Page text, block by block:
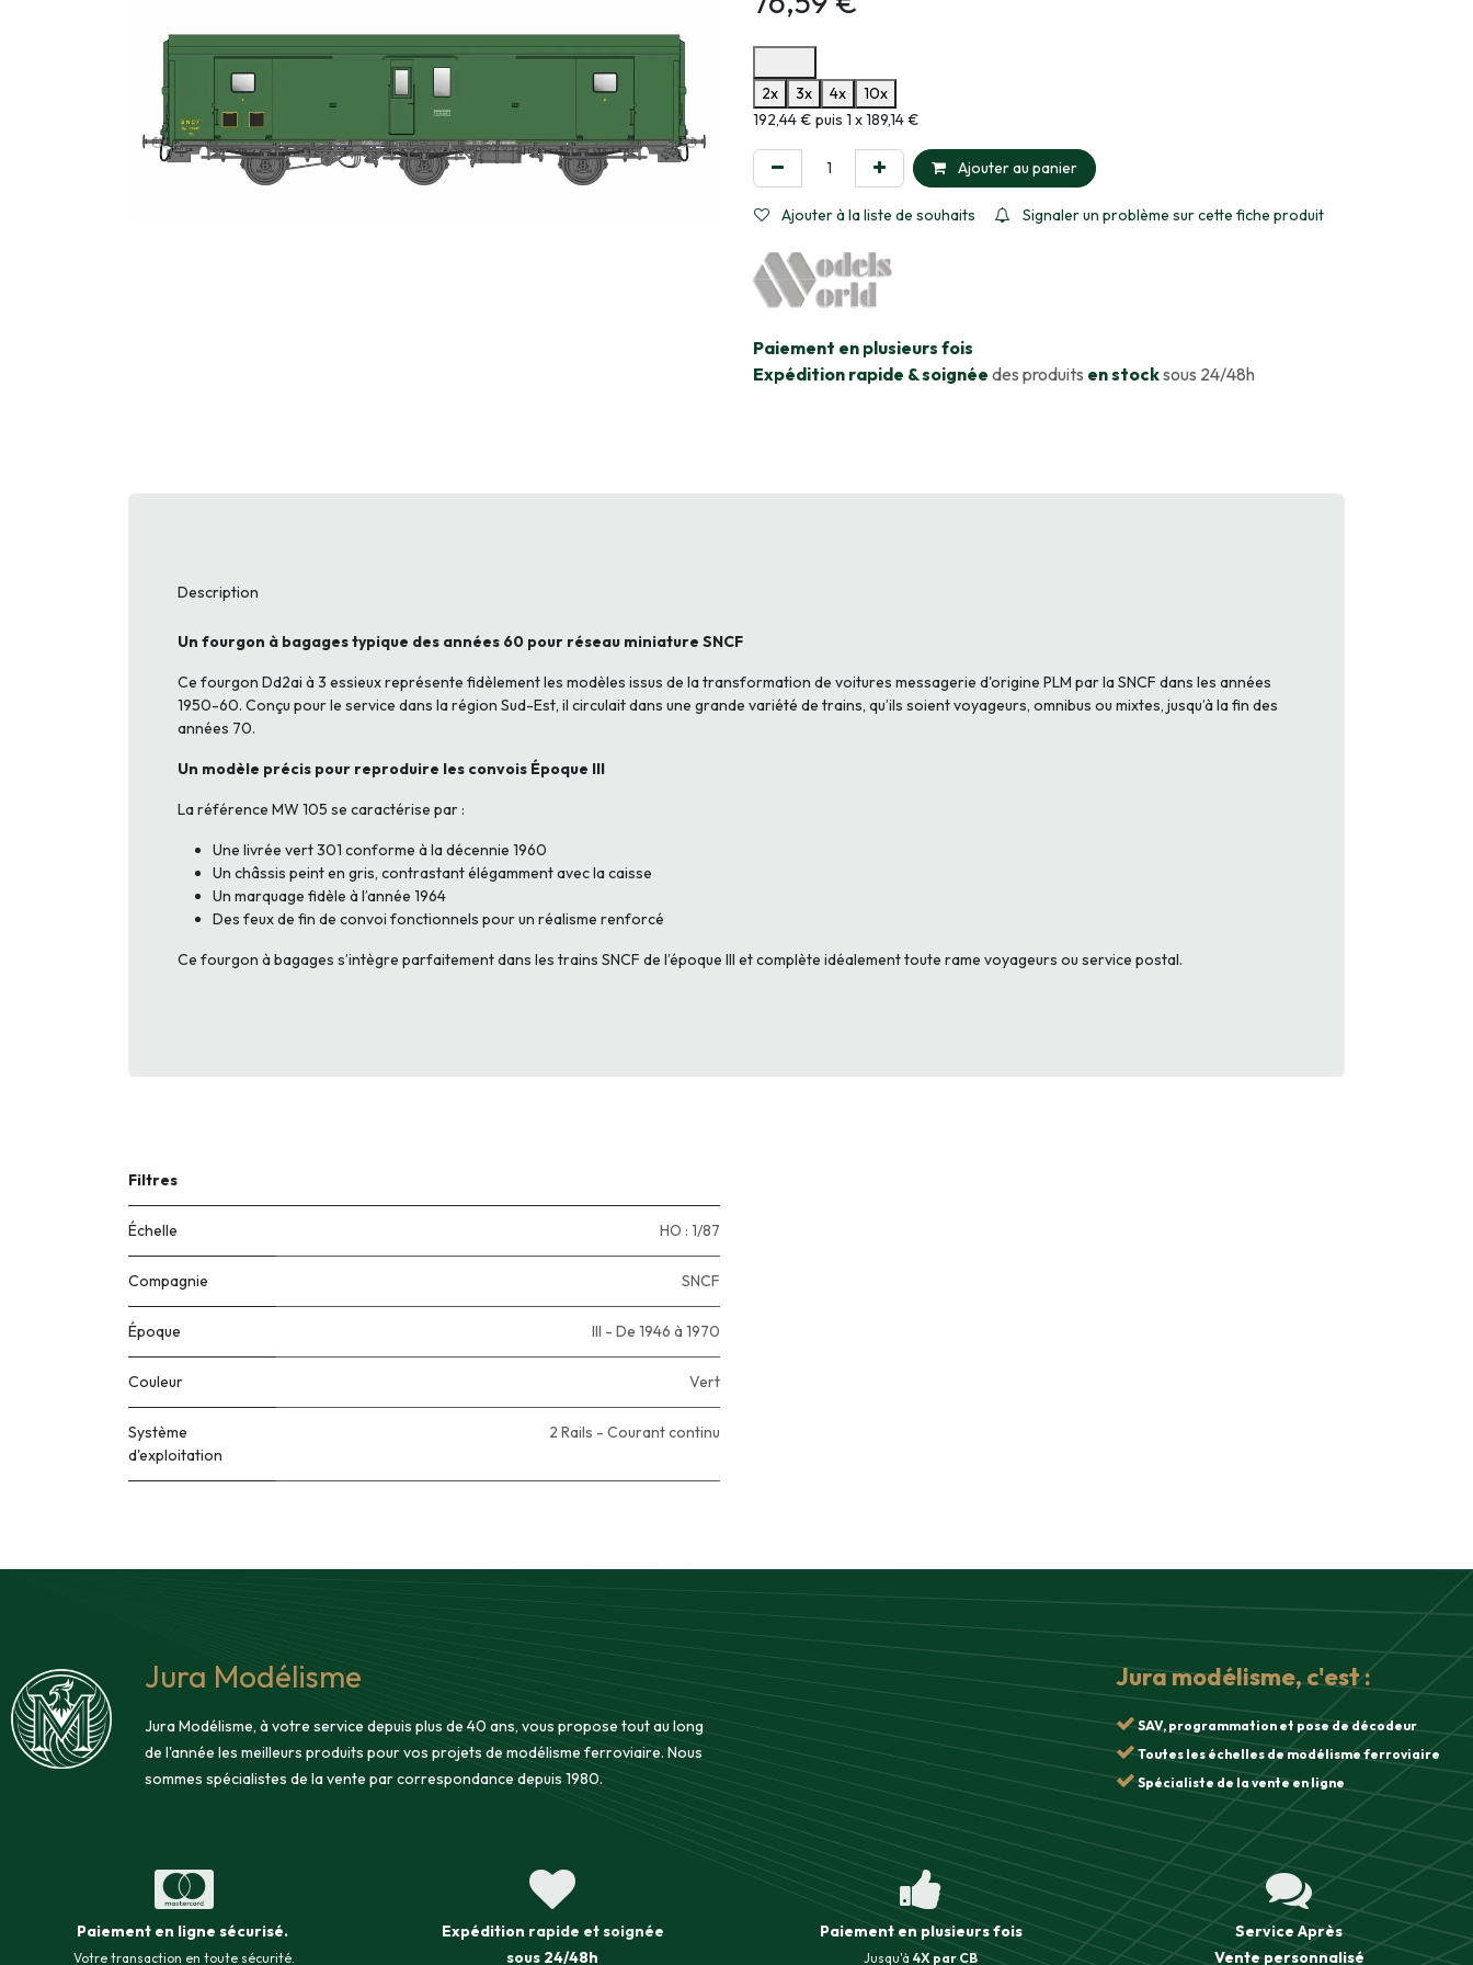
2x
3x 4x
10x
Informations sur le plan de paiement sélectionné
192,44 € puis 1 x 189,14 €
Ajouter au panier
Ajouter à la liste de souhaits Signaler un problème sur cette fiche produit
​Paiement en plusieurs fois
Expédition rapide & soignée des produits en stocksous 24/48h
Description
Un fourgon à bagages typique des années 60 pour réseau miniature SNCF
Ce fourgon Dd2ai à 3 essieux représente fidèlement les modèles issus de la transformation de voitures messagerie d'origine PLM par la SNCF dans les années
1950-60. Conçu pour le service dans la région Sud-Est, il circulait dans une grande variété de trains, qu’ils soient voyageurs, omnibus ou mixtes, jusqu’à la fin des
années 70.
Un modèle précis pour reproduire les convois Époque III
La référence MW 105 se caractérise par :
Une livrée vert 301 conforme à la décennie 1960
Un châssis peint en gris, contrastant élégamment avec la caisse
Un marquage fidèle à l’année 1964
Des feux de fin de convoi fonctionnels pour un réalisme renforcé
Ce fourgon à bagages s’intègre parfaitement dans les trains SNCF de l’époque III et complète idéalement toute rame voyageurs ou service postal.
Filtres
Échelle HO : 1/87
Compagnie SNCF
Époque III - De 1946 à 1970
Couleur Vert
Système
d'exploitation
2 Rails - Courant continu
Jura Modélisme
Jura Modélisme, à votre service depuis plus de 40 ans, vous propose tout au long
de l'année les meilleurs produits pour vos projets de modélisme ferroviaire. Nous
sommes spécialistes de la vente par correspondance depuis 1980.
Paiement en ligne sécurisé.
Votre transaction en toute sécurité.
Expédition rapide et soignée
sous 24/48h
Paiement en plusieurs fois
Jusqu'à 4X par CB
Service Après
Ventepersonnalisé
Jura modélisme, c'est :
SAV, programmation et pose de décodeur
Toutes les échelles de modélisme ferroviaire
Spécialiste de la vente en ligne